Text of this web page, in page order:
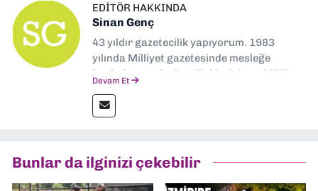
EDITÖR HAKKINDA
Sinan Genç
43 yıldır gazetecilik yapıyorum. 1983
yılında Milliyet gazetesinde mesleğe
başladım. Ardından Türkiye’nin en köklü
muhabir, editör, müdür yardımcısı ve spor
müdürü olarak görev yaptım. Ayrıca Yeni
Gazetesi'nde editörlük yapıyorum
Devam Et
Bunlar da ilginizi çekebilir